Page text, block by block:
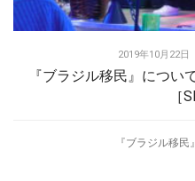
2019年10月22日
『ブラジル移民』につい
［
『ブラジル移